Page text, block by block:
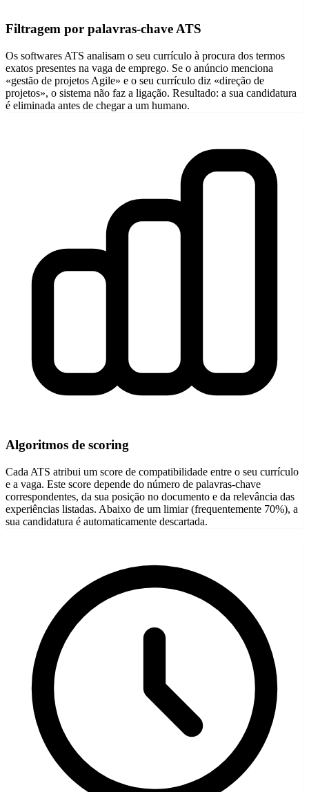
Filtragem por palavras-chave ATS
Os softwares ATS analisam o seu currículo à procura dos termos
exatos presentes na vaga de emprego. Se o anúncio menciona
«gestão de projetos Agile» e o seu currículo diz «direção de
projetos», o sistema não faz a ligação. Resultado: a sua candidatura
é eliminada antes de chegar a um humano.
Algoritmos de scoring
Cada ATS atribui um score de compatibilidade entre o seu currículo
e a vaga. Este score depende do número de palavras-chave
correspondentes, da sua posição no documento e da relevância das
experiências listadas. Abaixo de um limiar (frequentemente 70%), a
sua candidatura é automaticamente descartada.